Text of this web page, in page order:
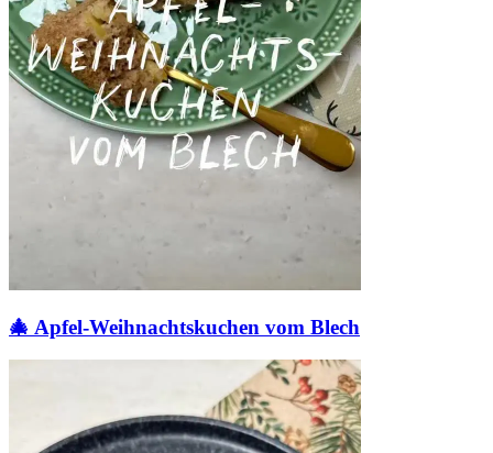
🎄 Apfel-Weihnachtskuchen vom Blech